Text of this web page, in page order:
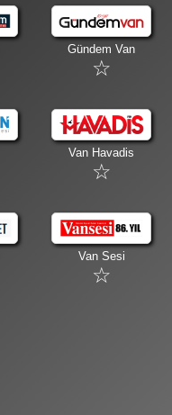
Gündem Van
Van Havadis
Van Sesi